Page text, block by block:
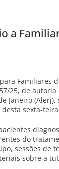
a
Familiares
25, de
Janeiro
sexta-feira
do
sessões de
sobre a